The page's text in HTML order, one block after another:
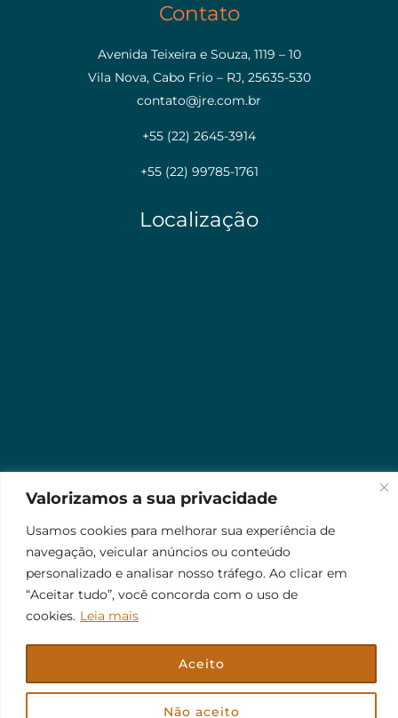
personalizado e analisar nosso tráfego. Ao clicar em
“Aceitar tudo”, você concorda com o uso de
Aceito
Contato
Avenida Teixeira e Souza, 1119 – 10
Vila Nova, Cabo Frio – RJ, 25635-530
contato@jre.com.br
+55 (22) 2645-3914
+55 (22) 99785-1761
Localização
© 2026 Jr Plus Automação Comercial e Residencial
CriaçãoCesarWeb
Fale Conosco